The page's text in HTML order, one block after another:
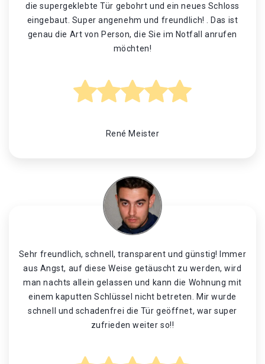
die supergeklebte Tür gebohrt und ein neues Schloss
eingebaut. Super angenehm und freundlich! . Das ist
genau die Art von Person, die Sie im Notfall anrufen
möchten!
René Meister
Sehr freundlich, schnell, transparent und günstig! Immer
aus Angst, auf diese Weise getäuscht zu werden, wird
man nachts allein gelassen und kann die Wohnung mit
einem kaputten Schlüssel nicht betreten. Mir wurde
schnell und schadenfrei die Tür geöffnet, war super
zufrieden weiter so!!